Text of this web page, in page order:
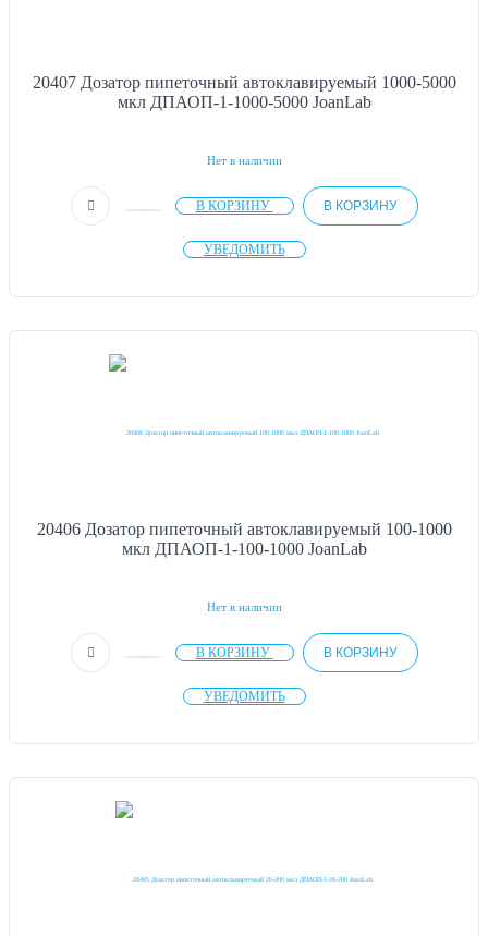
20407 Дозатор пипеточный автоклавируемый 1000-5000
мкл ДПАОП-1-1000-5000 JoanLab
Нет в наличии
В КОРЗИНУ В КОРЗИНУ
УВЕДОМИТЬ
20406 Дозатор пипеточный автоклавируемый 100-1000
мкл ДПАОП-1-100-1000 JoanLab
Нет в наличии
В КОРЗИНУ В КОРЗИНУ
УВЕДОМИТЬ